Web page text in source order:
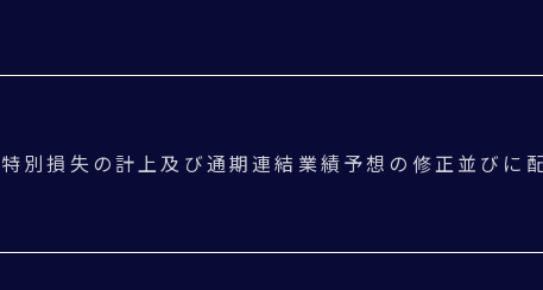
特別損失の計上及び通期連結業績予想の修正並びに